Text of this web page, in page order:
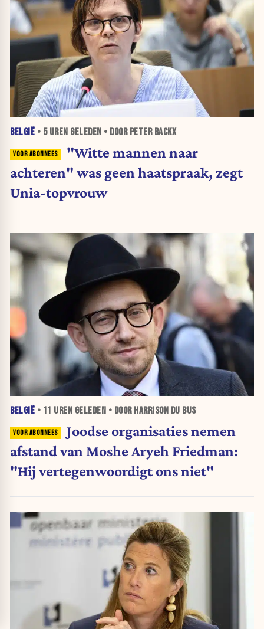
BELGIË • 5 UREN GELEDEN • DOOR PETER BACKX
"Witte mannen naar
achteren" was geen haatspraak, zegt
Unia-topvrouw
BELGIË • 11 UREN GELEDEN • DOOR HARRISON DU BUS
Joodse organisaties nemen
afstand van Moshe Aryeh Friedman:
"Hij vertegenwoordigt ons niet"